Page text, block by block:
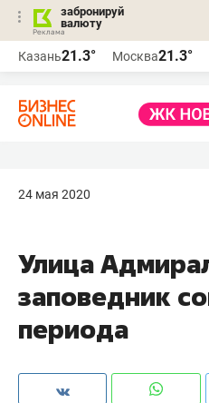
забронируй
валюту
Казань21.3° Москва21.3°
24 мая 2020
Улица
заповедник
периода